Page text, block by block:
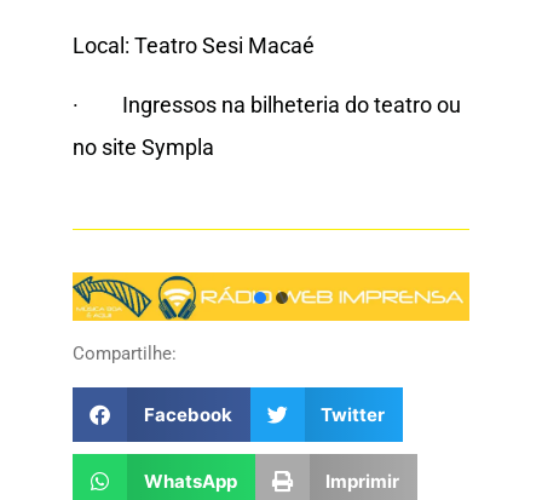
Local: Teatro Sesi Macaé
· Ingressos na bilheteria do teatro ou
no site Sympla
Compartilhe:
Facebook Twitter
WhatsApp Imprimir